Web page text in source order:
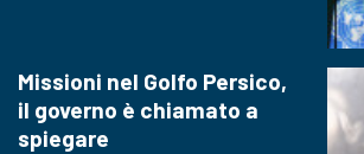
Missioni nel Golfo Persico,
il governo è chiamato a
spiegare